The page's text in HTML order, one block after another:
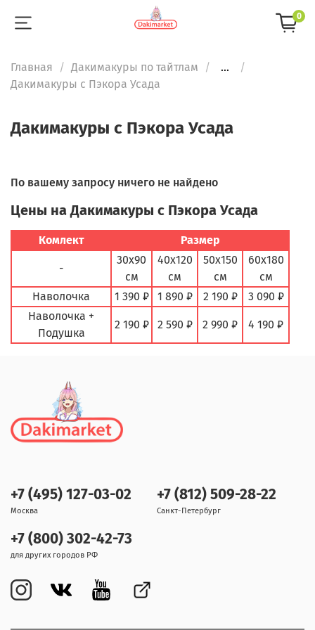
0
Главная Дакимакуры по тайтлам
...
Дакимакуры с Пэкора Усада
Дакимакуры с Пэкора Усада
По вашему запросу ничего не найдено
Цены на Дакимакуры с Пэкора Усада
Комлект Размер
-
30х90
см
40х120
см
50х150
см
60х180
см
Наволочка
1 390 ₽ 1 890 ₽ 2 190 ₽
3 090 ₽
Наволочка +
Подушка
2 190 ₽ 2 590 ₽ 2 990 ₽ 4 190 ₽
+7 (495) 127-03-02
Москва
+7 (812) 509-28-22
Санкт-Петербург
+7 (800) 302-42-73
для других городов РФ